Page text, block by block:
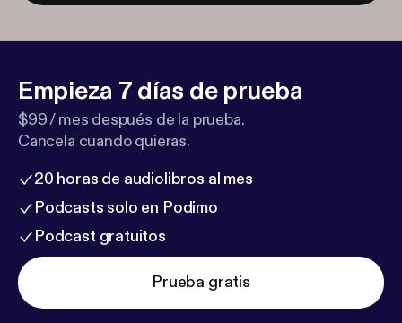
Empieza 7 días de prueba
$99 / mes después de la prueba.
Cancela cuando quieras.
20 horas de audiolibros al mes
Podcasts solo en Podimo
Podcast gratuitos
Prueba gratis